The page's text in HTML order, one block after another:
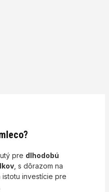
pre dlhodobú
, s dôrazom na
investície pre